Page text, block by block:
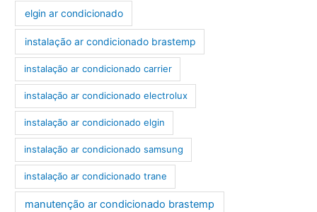
elgin ar condicionado
instalação ar condicionado brastemp
instalação ar condicionado carrier
instalação ar condicionado electrolux
instalação ar condicionado elgin
instalação ar condicionado samsung
instalação ar condicionado trane
manutenção ar condicionado brastemp